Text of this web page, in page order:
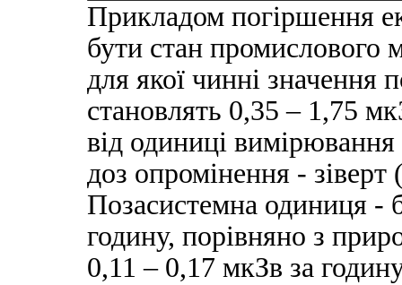
Прикладом погіршення
бути стан промислового
для якої чинні значення
становлять 0,35 – 1,75
від одиниці вимірювання
доз опромінення -
Позасистемна одиниця -
годину, порівняно з
0,11 – 0,17 мкЗв за